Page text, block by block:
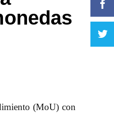
(MoU) con